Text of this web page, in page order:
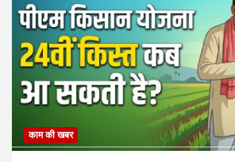
काम की खबर